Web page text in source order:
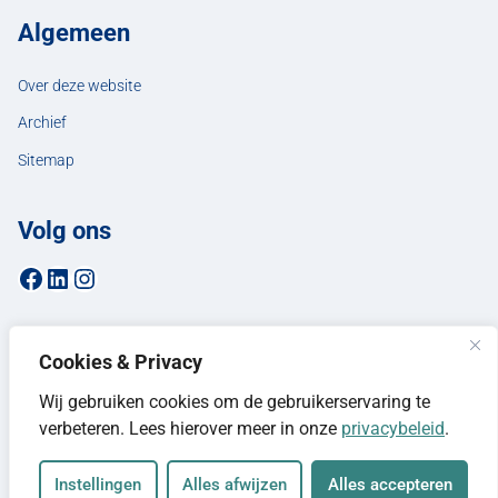
Cookies & Privacy
Wij gebruiken cookies om de gebruikerservaring te
verbeteren. Lees hierover meer in onze privacybeleid.
Instellingen Alles afwijzen Alles accepteren
Algemeen
Over deze website
Archief
Sitemap
Volg ons
Facebookpagina van de gemeente Hellendoorn
LinkedIn-pagina van de gemeente Hellendoorn
Instagrampagina van de gemeente Hellendoorn